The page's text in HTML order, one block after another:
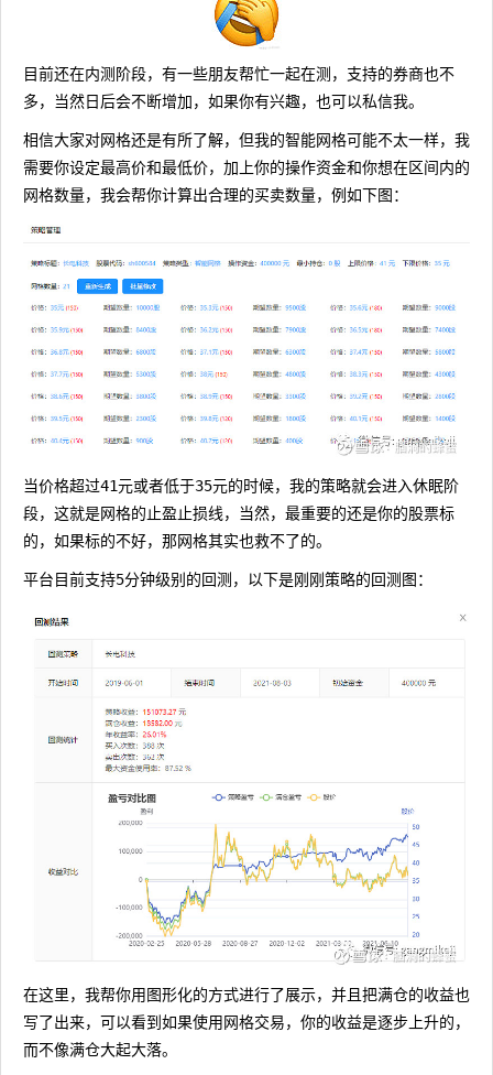
目前还在内测阶段，有一些朋友帮忙一起在测，支持的券商也不
多，当然日后会不断增加，如果你有兴趣，也可以私信我。
相信大家对网格还是有所了解，但我的智能网格可能不太一样，我
需要你设定最高价和最低价，加上你的操作资金和你想在区间内的
网格数量，我会帮你计算出合理的买卖数量，例如下图：
当价格超过41元或者低于35元的时候，我的策略就会进入休眠阶
段，这就是网格的止盈止损线，当然，最重要的还是你的股票标
的，如果标的不好，那网格其实也救不了的。
平台目前支持5分钟级别的回测，以下是刚刚策略的回测图：
在这里，我帮你用图形化的方式进行了展示，并且把满仓的收益也
写了出来，可以看到如果使用网格交易，你的收益是逐步上升的，
而不像满仓大起大落。